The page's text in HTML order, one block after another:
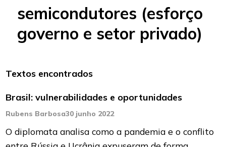
semicondutores (esforço
governo e setor privado)
Textos encontrados
Brasil: vulnerabilidades e oportunidades
Rubens Barbosa30 junho 2022
O diplomata analisa como a pandemia e o conflito